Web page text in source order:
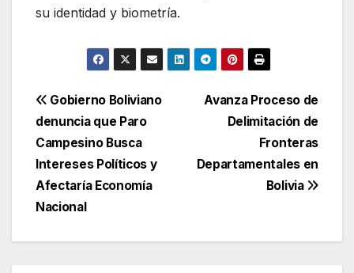
su identidad y biometría.
Navegación
de
entradas
Avanza Proceso de
Delimitación de
Fronteras
Departamentales en
Bolivia
Gobierno Boliviano
denuncia que Paro
Campesino Busca
Intereses Políticos y
Afectaría Economía
Nacional